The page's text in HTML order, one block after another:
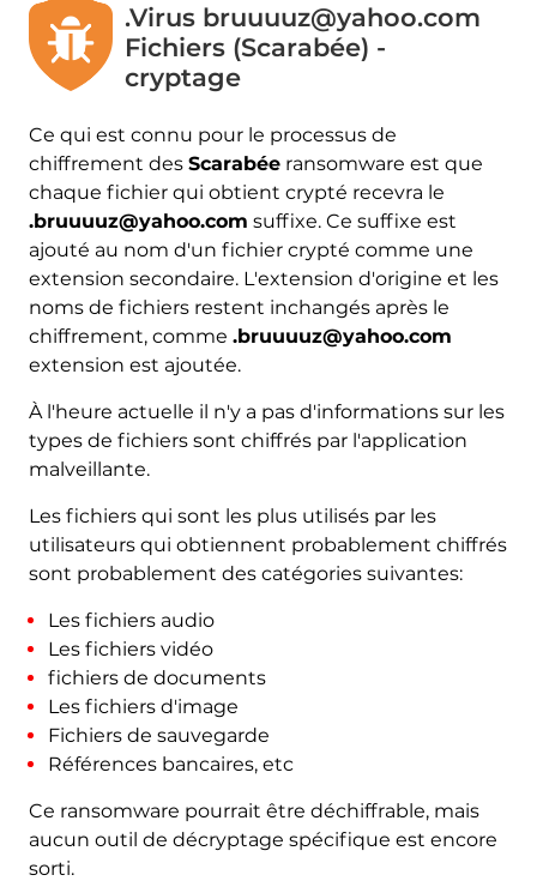
.Virus bruuuuz@yahoo.com
Fichiers (Scarabée) -
cryptage
Ce qui est connu pour le processus de
chiffrement des Scarabéeransomware est que
chaque fichier qui obtient crypté recevra le
.bruuuuz@yahoo.com suffixe. Ce suffixe est
ajouté au nom d'un fichier crypté comme une
extension secondaire. L'extension d'origine et les
noms de fichiers restent inchangés après le
chiffrement, comme .bruuuuz@yahoo.com
extension est ajoutée.
À l'heure actuelle il n'y a pas d'informations sur les
types de fichiers sont chiffrés par l'application
malveillante.
Les fichiers qui sont les plus utilisés par les
utilisateurs qui obtiennent probablement chiffrés
sont probablement des catégories suivantes:
Les fichiers audio
Les fichiers vidéo
fichiers de documents
Les fichiers d'image
Fichiers de sauvegarde
Références bancaires, etc
Ce ransomware pourrait être déchiffrable, mais
aucun outil de décryptage spécifique est encore
sorti.